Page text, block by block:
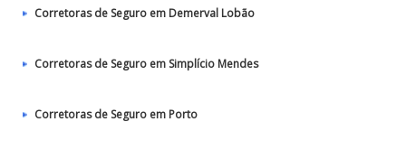
Corretoras de Seguro em Demerval Lobão
Corretoras de Seguro em Simplício Mendes
Corretoras de Seguro em Porto